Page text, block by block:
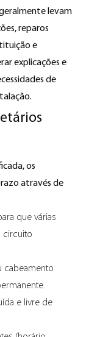
levam
reparos
e
explicações e
de
os
através de
que várias
circuito
cabeamento
e livre de